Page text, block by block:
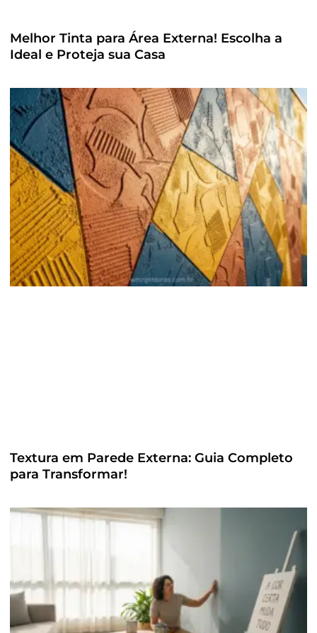
Melhor Tinta para Área Externa! Escolha a
Ideal e Proteja sua Casa
Textura em Parede Externa: Guia Completo
para Transformar!